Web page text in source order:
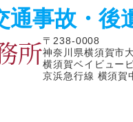
交通事故
務所〒238-
神奈川県
横須賀ベ
京浜急行